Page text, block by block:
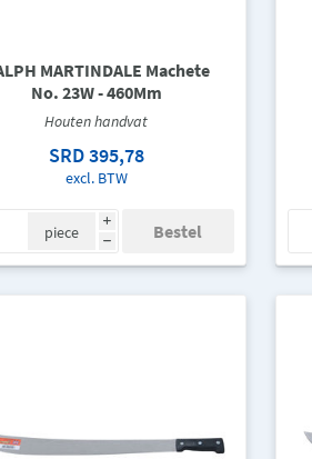
MARTINDALE Machete
No. 23W - 460Mm
Houten handvat
SRD 395,78
excl. BTW
i
h
piece